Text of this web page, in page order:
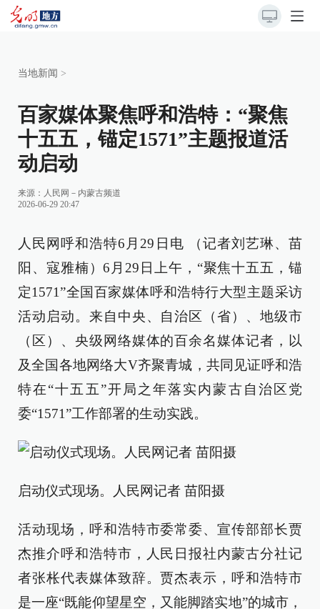
当地新闻 >
百家媒体聚焦呼和浩特：“聚焦
十五五，锚定1571”主题报道活
动启动
来源： 人民网－内蒙古频道
2026-06-29 20:47
人民网呼和浩特6月29日电 （记者刘艺琳、苗
阳、寇雅楠）6月29日上午，“聚焦十五五，锚
定1571”全国百家媒体呼和浩特行大型主题采访
活动启动。来自中央、自治区（省）、地级市
（区）、央级网络媒体的百余名媒体记者，以
及全国各地网络大V齐聚青城，共同见证呼和浩
特在“十五五”开局之年落实内蒙古自治区党
委“1571”工作部署的生动实践。
启动仪式现场。人民网记者 苗阳摄
活动现场，呼和浩特市委常委、宣传部部长贾
杰推介呼和浩特市，人民日报社内蒙古分社记
者张枨代表媒体致辞。贾杰表示，呼和浩特市
是一座“既能仰望星空，又能脚踏实地”的城市，